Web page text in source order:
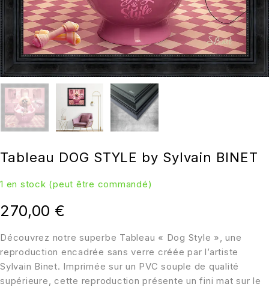
Tableau DOG STYLE by Sylvain BINET
1 en stock (peut être commandé)
Découvrez notre superbe Tableau « Dog Style », une
reproduction encadrée sans verre créée par l’artiste
Sylvain Binet. Imprimée sur un PVC souple de qualité
supérieure, cette reproduction présente un fini mat sur le
270,00 €